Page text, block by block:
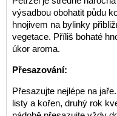
výsadbou obohatit půdu
hnojivem na bylinky
vegetace. Příliš bohaté
úkor aroma.
Přesazování:
Přesazujte nejlépe na
listy a kořen, druhý rok